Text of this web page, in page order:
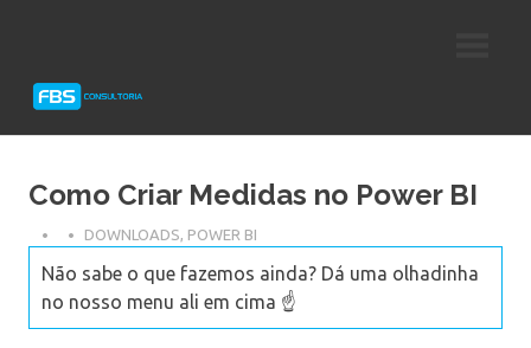
Protheus
Como Criar Medidas no Power BI
DOWNLOADS, POWER BI
Não sabe o que fazemos ainda? Dá uma olhadinha
no nosso menu ali em cima ☝️